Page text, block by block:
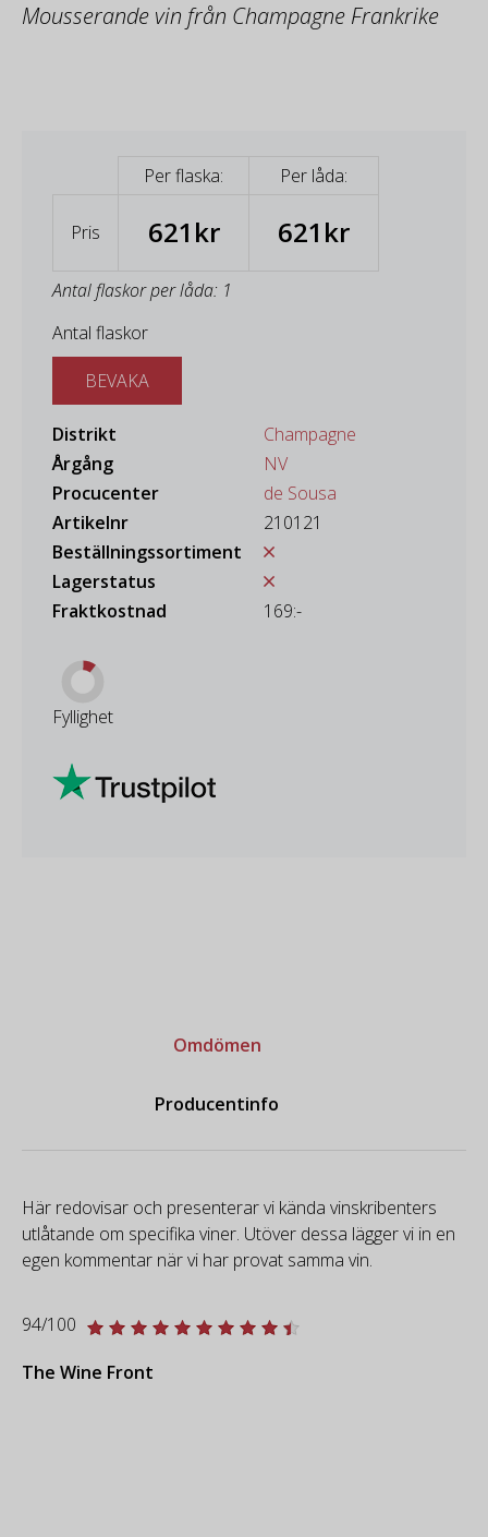
Mousserande vin från Champagne Frankrike
Per flaska: Per låda:
Pris 621kr 621kr
Antal flaskor per låda: 1
Antal flaskor
BEVAKA
Distrikt
Champagne
Årgång
NV
Procucenter
de Sousa
Artikelnr
210121
Beställningssortiment
Lagerstatus
Fraktkostnad
169:-
Fyllighet
Omdömen
Producentinfo
Här redovisar och presenterar vi kända vinskribenters
utlåtande om specifika viner. Utöver dessa lägger vi in en
egen kommentar när vi har provat samma vin.
94/100
The Wine Front